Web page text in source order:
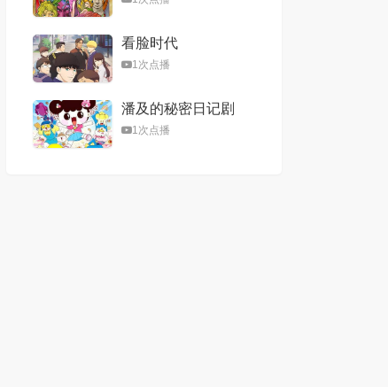
看脸时代
1次点播
潘及的秘密日记剧
场版
1次点播